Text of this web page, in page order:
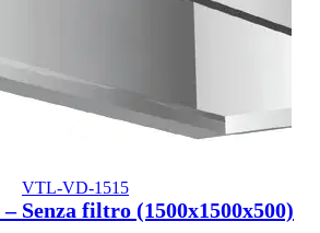
VTL-VD-1515
Senza filtro (1500x1500x500)